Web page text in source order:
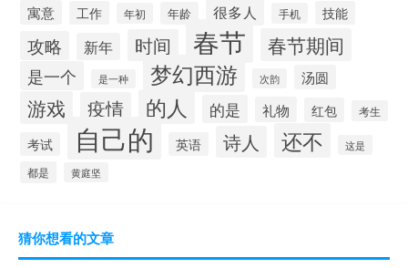
寓意 工作 年初 年龄 很多人 手机 技能
攻略 新年 时间 春节 春节期间
是一个 是一种 梦幻西游 次韵 汤圆
游戏 疫情 的人 的是 礼物 红包 考生
考试 自己的 英语 诗人 还不 这是
都是 黄庭坚
猜你想看的文章